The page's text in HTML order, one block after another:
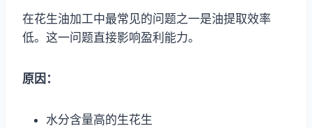
在花生油加工中最常见的问题之一是油提取效率
低。这一问题直接影响盈利能力。
原因：
水分含量高的生花生